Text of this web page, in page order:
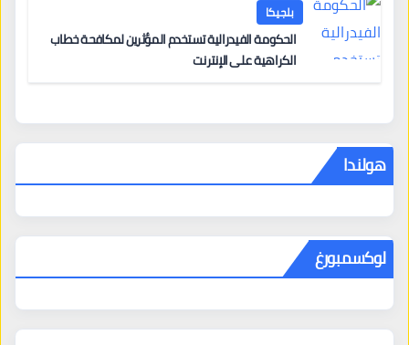
بلجيكا
الحكومة الفيدرالية تستخدم المؤثرين لمكافحة خطاب
الكراهية على الإنترنت
هولندا
لوكسمبورغ